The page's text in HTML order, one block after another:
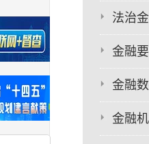
法治
金融
金融
金融